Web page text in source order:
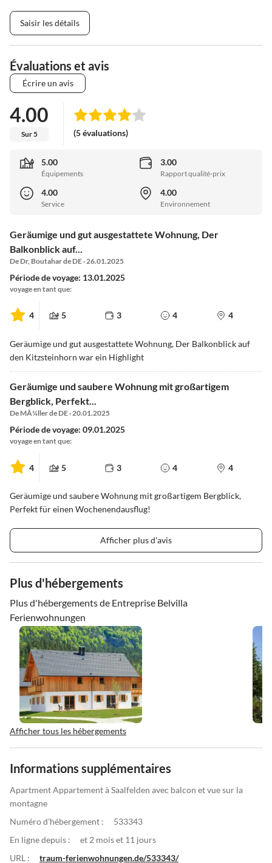
Saisir les détails
Évaluations et avis
Écrire un avis
4.00
Sur 5 (5 évaluations)
5.00
Équipements
3.00
Rapport qualité-prix
4.00
Service
4.00
Environnement
Geräumige und gut ausgestattete Wohnung, Der
Balkonblick auf...
De Dr, Boutahar de DE · 26.01.2025
Période de voyage: 13.01.2025
voyage en tant que:
4 5 3 4 4
Geräumige und gut ausgestattete Wohnung, Der Balkonblick auf
den Kitzsteinhorn war ein Highlight
Geräumige und saubere Wohnung mit großartigem
Bergblick, Perfekt...
De MÃ¼ller de DE · 20.01.2025
Période de voyage: 09.01.2025
voyage en tant que:
4 5 3 4 4
Geräumige und saubere Wohnung mit großartigem Bergblick,
Perfekt für einen Wochenendausflug!
Afficher plus d'avis
Plus d'hébergements
Plus d'hébergements de Entreprise Belvilla
Ferienwohnungen
Afficher tous les hébergements
Informations supplémentaires
Apartment Appartement à Saalfelden avec balcon et vue sur la
montagne
Numéro d'hébergement :
533343
En ligne depuis :
et 2 mois et 11 jours
URL :
traum-ferienwohnungen.de/533343/